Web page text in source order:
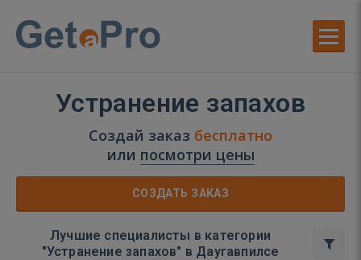
Устранение запахов
Создай заказ бесплатно
или посмотри цены
СОЗДАТЬ ЗАКАЗ
Лучшие специалисты в категории
"Устранение запахов" в Даугавпилсе